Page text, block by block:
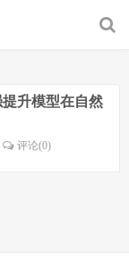
升模型在自然
评论(0)